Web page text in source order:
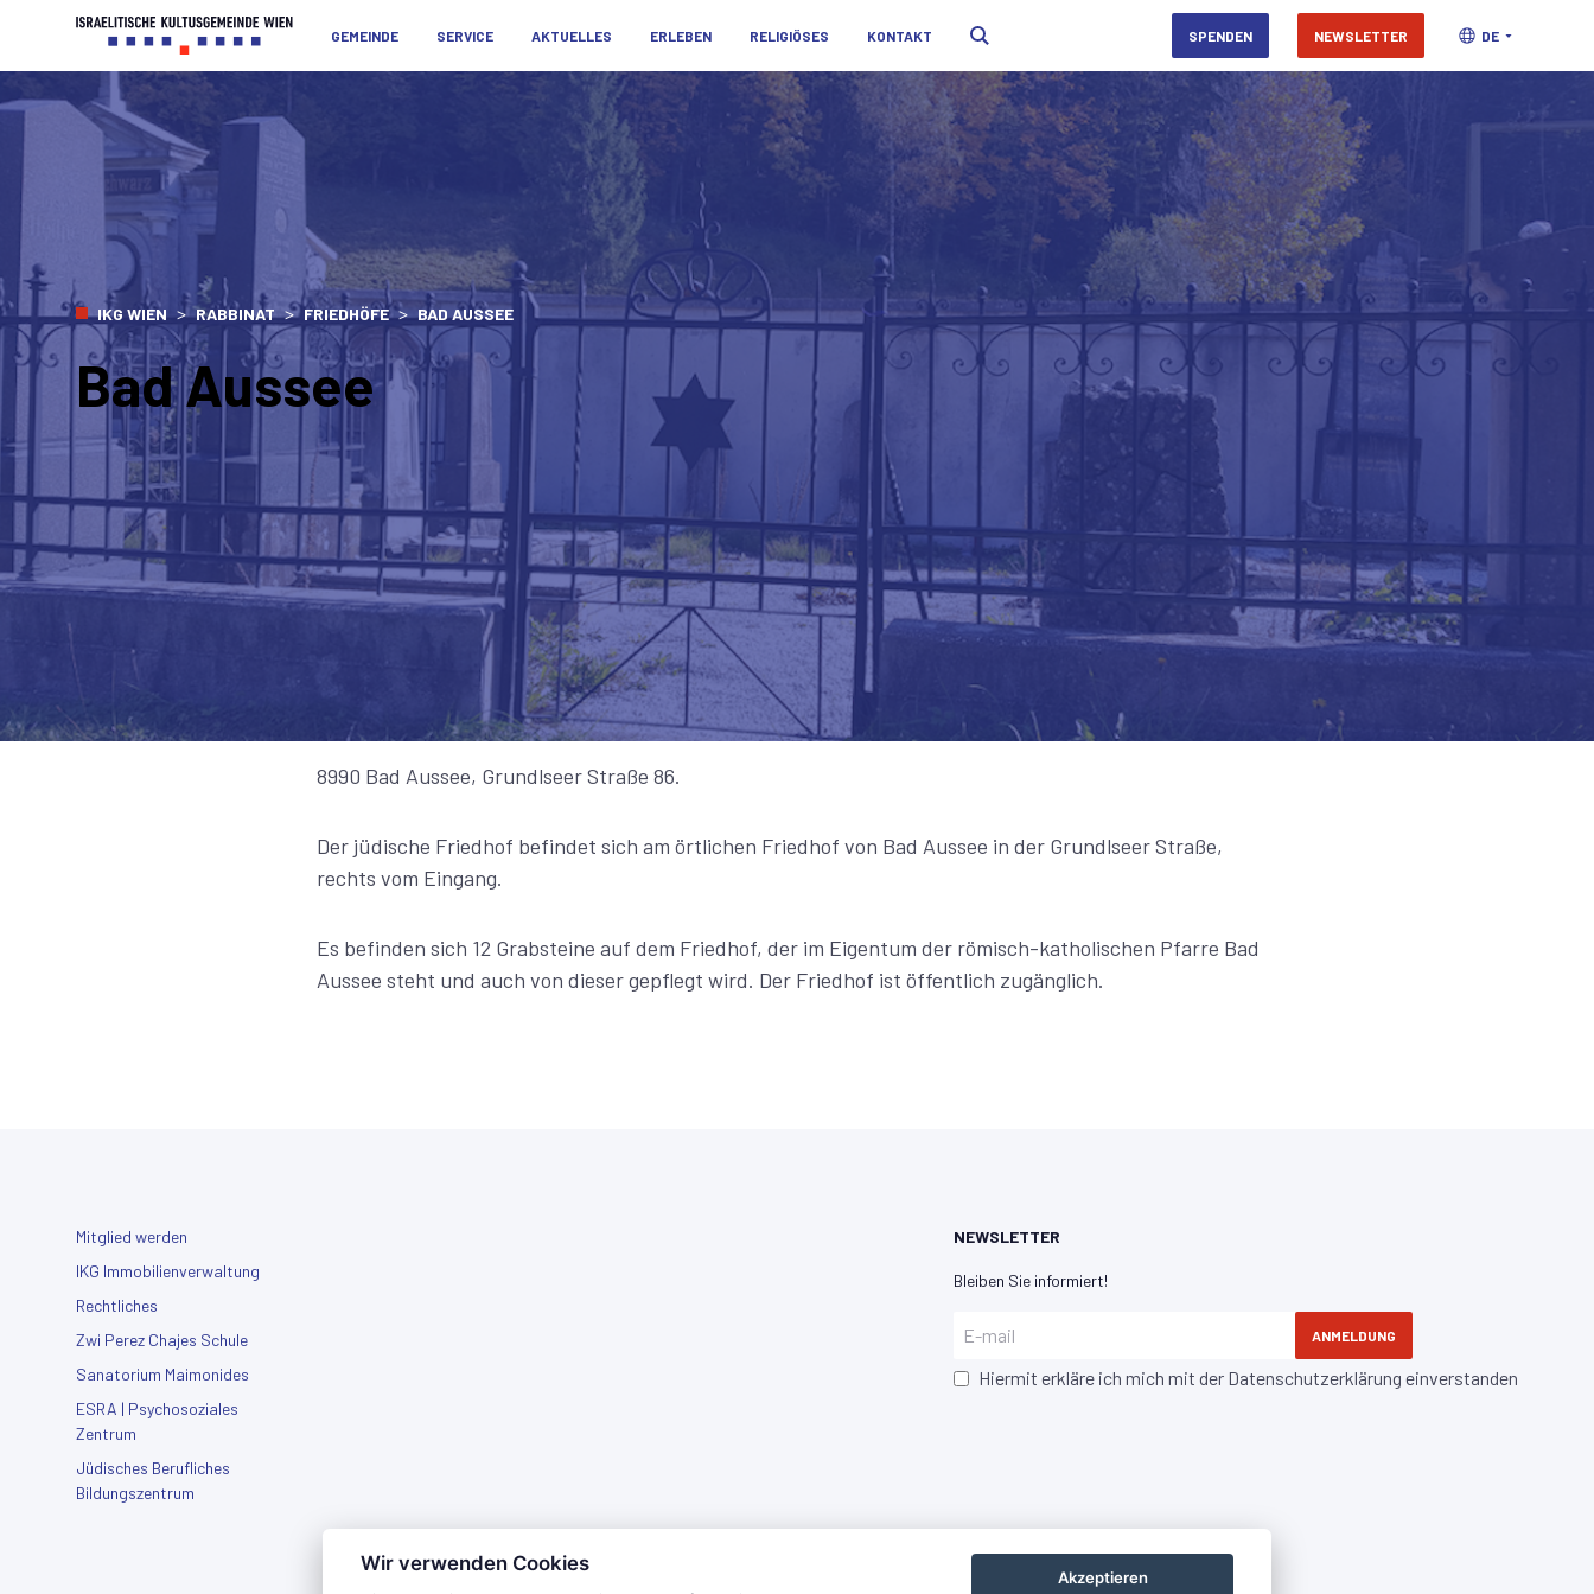
GEMEINDE SERVICE AKTUELLES ERLEBEN RELIGIÖSES KONTAKT SPENDEN NEWSLETTER DE
IKG WIEN > RABBINAT > FRIEDHÖFE > BAD AUSSEE
Bad Aussee
8990 Bad Aussee, Grundlseer Straße 86.
Der jüdische Friedhof befindet sich am örtlichen Friedhof von Bad Aussee in der Grundlseer Straße,
rechts vom Eingang.
Es befinden sich 12 Grabsteine auf dem Friedhof, der im Eigentum der römisch-katholischen Pfarre Bad
Aussee steht und auch von dieser gepflegt wird. Der Friedhof ist öffentlich zugänglich.
Mitglied werden
IKG Immobilienverwaltung
Rechtliches
Zwi Perez Chajes Schule
Sanatorium Maimonides
ESRA | Psychosoziales
Zentrum
Jüdisches Berufliches
Bildungszentrum
NEWSLETTER
Bleiben Sie informiert!
ANMELDUNG
Hiermit erkläre ich mich mit der Datenschutzerklärung einverstanden
Wir verwenden Cookies
Akzeptieren